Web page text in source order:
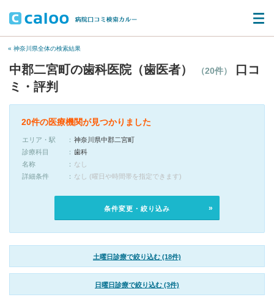
« 神奈川県全体の検索結果
中郡二宮町の歯科医院（歯医者） （20件）
口コ
ミ・評判
20件の医療機関が見つかりました
エリア・駅
神奈川県中郡二宮町
診療科目
歯科
名称
なし
詳細条件
なし (曜日や時間帯を指定できます)
条件変更・絞り込み
土曜日診療で絞り込む (18件)
日曜日診療で絞り込む (3件)